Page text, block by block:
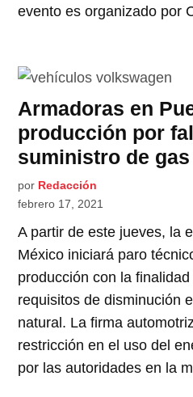
evento es organizado por
Armadoras en
producción por
suministro de gas
por Redacción
febrero 17, 2021
A partir de este jueves, la
México iniciará paro
producción con la
requisitos de disminución
natural. La firma
restricción en el uso del
por las autoridades en la